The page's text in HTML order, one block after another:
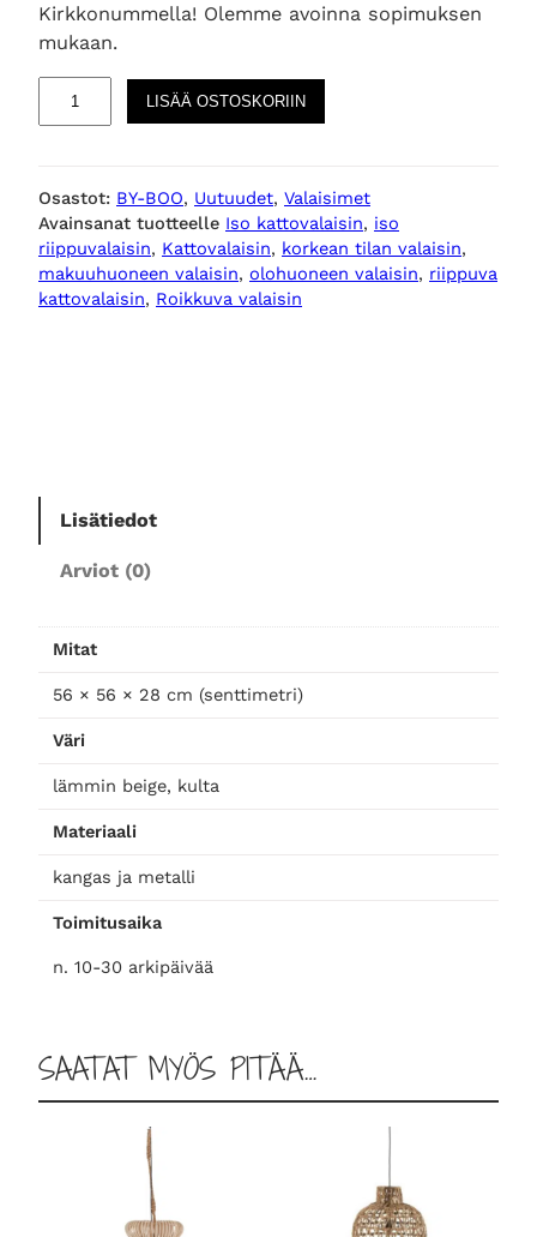
Kirkkonummella! Olemme avoinna sopimuksen
mukaan.
a
1
k
a
a
s
LISÄÄ OSTOSKORIIN
Osastot: BY-BOO, Uutuudet, Valaisimet
Avainsanat tuotteelle Iso kattovalaisin, iso
riippuvalaisin, Kattovalaisin, korkean tilan valaisin
makuuhuoneen valaisin, olohuoneen valaisin, riippuva
kattovalaisin, Roikkuva valaisin
Lisätiedot
Arviot (0)
Mitat
56 × 56 × 28 cm (senttimetri)
Väri
lämmin beige, kulta
Materiaali
kangas ja metalli
Toimitusaika
n. 10-30 arkipäivää
SAATAT MYÖS PITÄÄ…